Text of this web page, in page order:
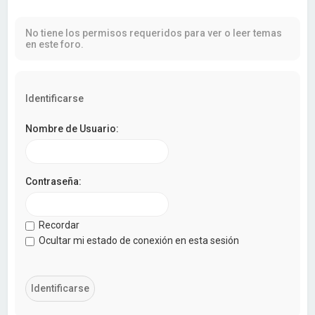
No tiene los permisos requeridos para ver o leer temas
en este foro.
Identificarse
Nombre de Usuario:
Contraseña:
Recordar
Ocultar mi estado de conexión en esta sesión